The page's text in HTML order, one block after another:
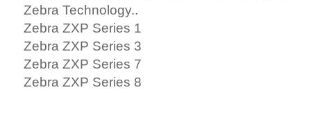
Zebra Technology..
Zebra ZXP Series 1
Zebra ZXP Series 3
Zebra ZXP Series 7
Zebra ZXP Series 8